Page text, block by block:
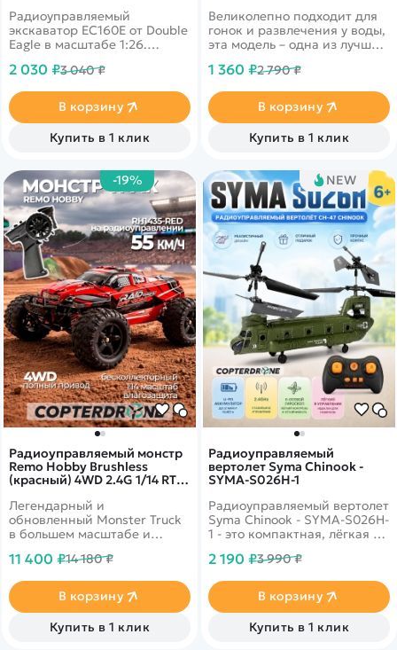
Радиоуправляемый
экскаватор EC160E от Double
Eagle в масштабе 1:26.
градусов. Подвижный
Оснащена световыми и
звуковыми эффектами.
2 030 ₽3 040 ₽
В корзину
Купить в 1 клик
Великолепно подходит для
гонок и развлечения у воды,
эта модель – одна из лучших
доставит Вам массу
1 360 ₽2 790 ₽
В корзину
Купить в 1 клик
-19%
Радиоуправляемый монстр
Remo Hobby Brushless
(красный) 4WD 2.4G 1/14 RTR
Легендарный и
обновленный Monster Truck
в большем масштабе и
металлическими
металлическое шасси.
Светодиодные фары. Новые
маслонаполненные
амортизаторы GTR. Мощный
11 400 ₽14 180 ₽
В корзину
Купить в 1 клик
NEW
Радиоуправляемый
вертолет Syma Chinook -
SYMA-S026H-1
Радиоуправляемый вертолет
Syma Chinook - SYMA-S026H-
1 - это компактная, лёгкая и
модель для полётов в
на радиоуправлении
отлично подойдёт для детей
от 8 лет, начинающих
пилотов и любителей RC-
2 190 ₽3 990 ₽
В корзину
Купить в 1 клик